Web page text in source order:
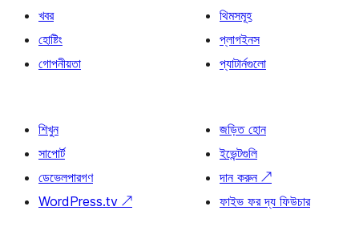
খবর
হোষ্টিং
গোপনীয়তা
থিমসমূহ
প্লাগইনস
প্যাটার্নগুলো
শিখুন
সাপোর্ট
ডেভেলপারগণ
WordPress.tv ↗
জড়িত হোন
ইভেন্টগুলি
দান করুন ↗
ফাইভ ফর দ্য ফিউচার